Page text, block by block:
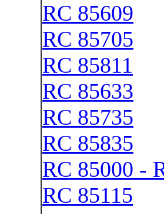
RC 85609
RC 85705
RC 85811
RC 85633
RC 85735
RC 85835
RC 85000 -
RC 85115